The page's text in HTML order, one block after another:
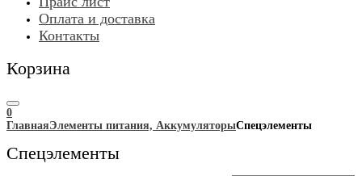
Оплата и доставка
Контакты
Корзина
0
ГлавнаяЭлементы питания, АккумуляторыСпецэлементы
Спецэлементы